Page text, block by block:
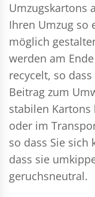
Umzugskartons
Ihren Umzug so
möglich
werden am
recycelt, so
Beitrag zum
stabilen
oder im
so dass Sie sich
dass sie
geruchsneutral.